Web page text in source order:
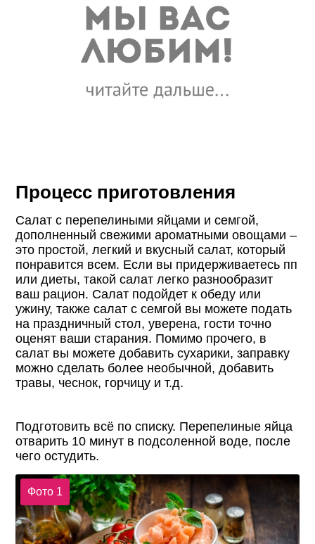
Процесс приготовления
Салат с перепелиными яйцами и семгой,
дополненный свежими ароматными овощами –
это простой, легкий и вкусный салат, который
понравится всем. Если вы придерживаетесь пп
или диеты, такой салат легко разнообразит
ваш рацион. Салат подойдет к обеду или
ужину, также салат с семгой вы можете подать
на праздничный стол, уверена, гости точно
оценят ваши старания. Помимо прочего, в
салат вы можете добавить сухарики, заправку
можно сделать более необычной, добавить
травы, чеснок, горчицу и т.д.
Подготовить всё по списку. Перепелиные яйца
отварить 10 минут в подсоленной воде, после
чего остудить.
Фото 1